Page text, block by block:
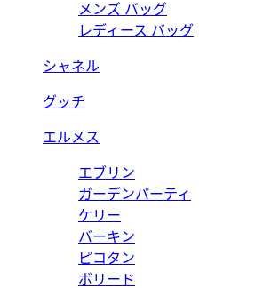
メンズ バッグ
レディース バッグ
シャネル
グッチ
エルメス
エブリン
ガーデンパーティ
ケリー
バーキン
ピコタン
ボリード